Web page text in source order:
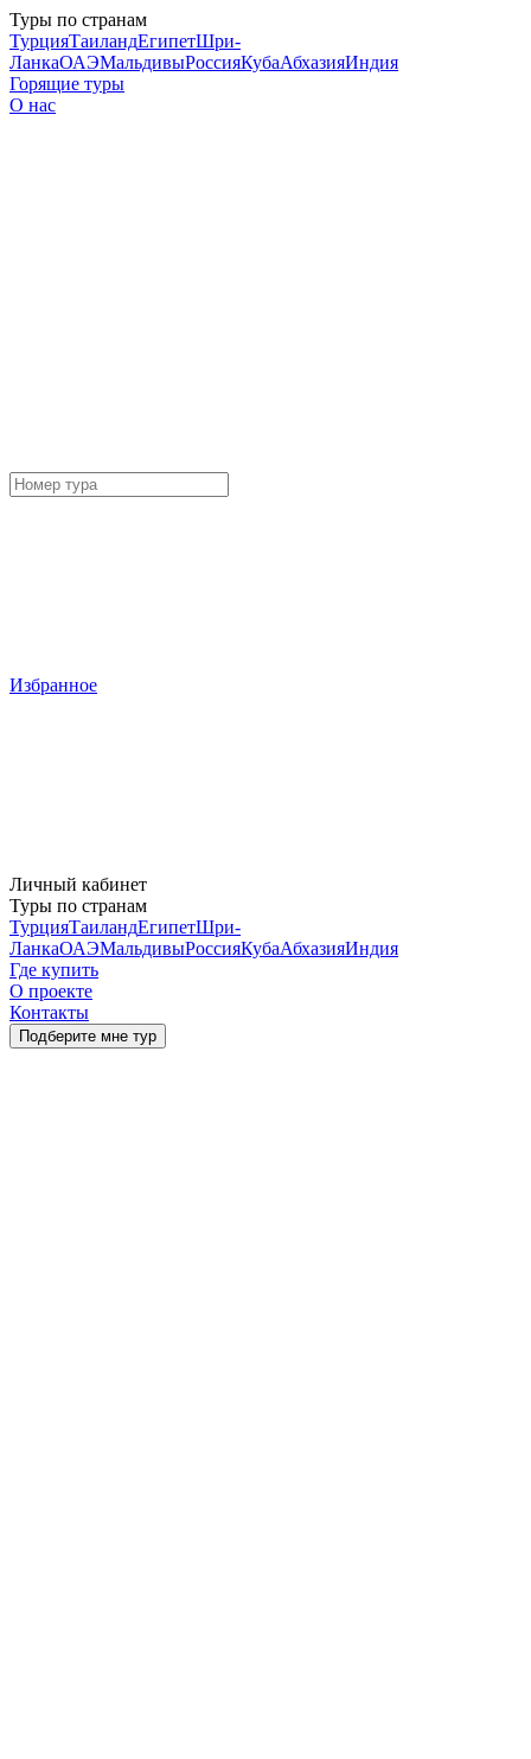
Туры по странам
ТурцияТаиландЕгипетШри-
ЛанкаОАЭМальдивыРоссияКубаАбхазияИндия
Горящие туры
О нас
Избранное
Личный кабинет
Туры по странам
ТурцияТаиландЕгипетШри-
ЛанкаОАЭМальдивыРоссияКубаАбхазияИндия
Где купить
О проекте
Контакты
Подберите мне тур